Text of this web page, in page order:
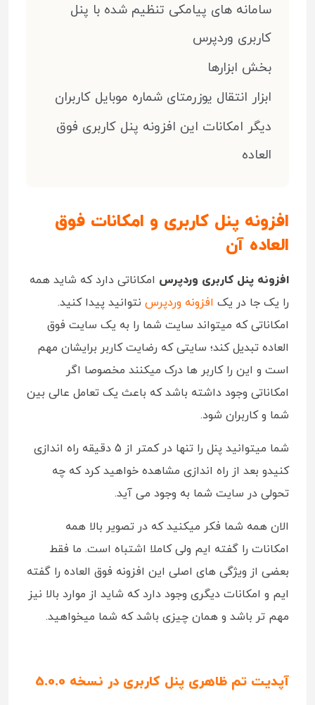
سامانه های پیامکی تنظیم شده با پنل
کاربری وردپرس
بخش ابزارها
ابزار انتقال یوزرمتای شماره موبایل کاربران
دیگر امکانات این افزونه پنل کاربری فوق
العاده
افزونه پنل کاربری و امکانات فوق
العاده آن
افزونه پنل کاربری وردپرس امکاناتی دارد که شاید همه
را یک جا در یک افزونه وردپرس نتوانید پیدا کنید.
امکاناتی که میتواند سایت شما را به یک سایت فوق
العاده تبدیل کند؛ سایتی که رضایت کاربر برایشان مهم
است و این را کاربر ها درک میکنند مخصوصا اگر
امکاناتی وجود داشته باشد که باعث یک تعامل عالی بین
شما و کاربران شود.
شما میتوانید پنل را تنها در کمتر از 5 دقیقه راه اندازی
کنیدو بعد از راه اندازی مشاهده خواهید کرد که چه
تحولی در سایت شما به وجود می آید.
الان همه شما فکر میکنید که در تصویر بالا همه
امکانات را گفته ایم ولی کاملا اشتباه است. ما فقط
بعضی از ویژگی های اصلی این افزونه فوق العاده را گفته
ایم و امکانات دیگری وجود دارد که شاید از موارد بالا نیز
مهم تر باشد و همان چیزی باشد که شما میخواهید.
آپدیت تم ظاهری پنل کاربری در نسخه 5.0.0